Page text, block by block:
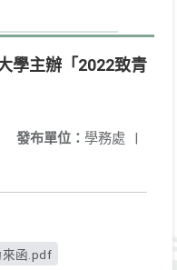
學主辦「2022致青
發布單位： 學務處 |
來函.pdf